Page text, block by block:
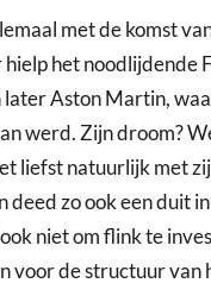
met de komst
het noodlijdende
later Aston Martin,
werd. Zijn droom?
liefst natuurlijk met
zo ook een duit
niet om flink te
voor de structuur van